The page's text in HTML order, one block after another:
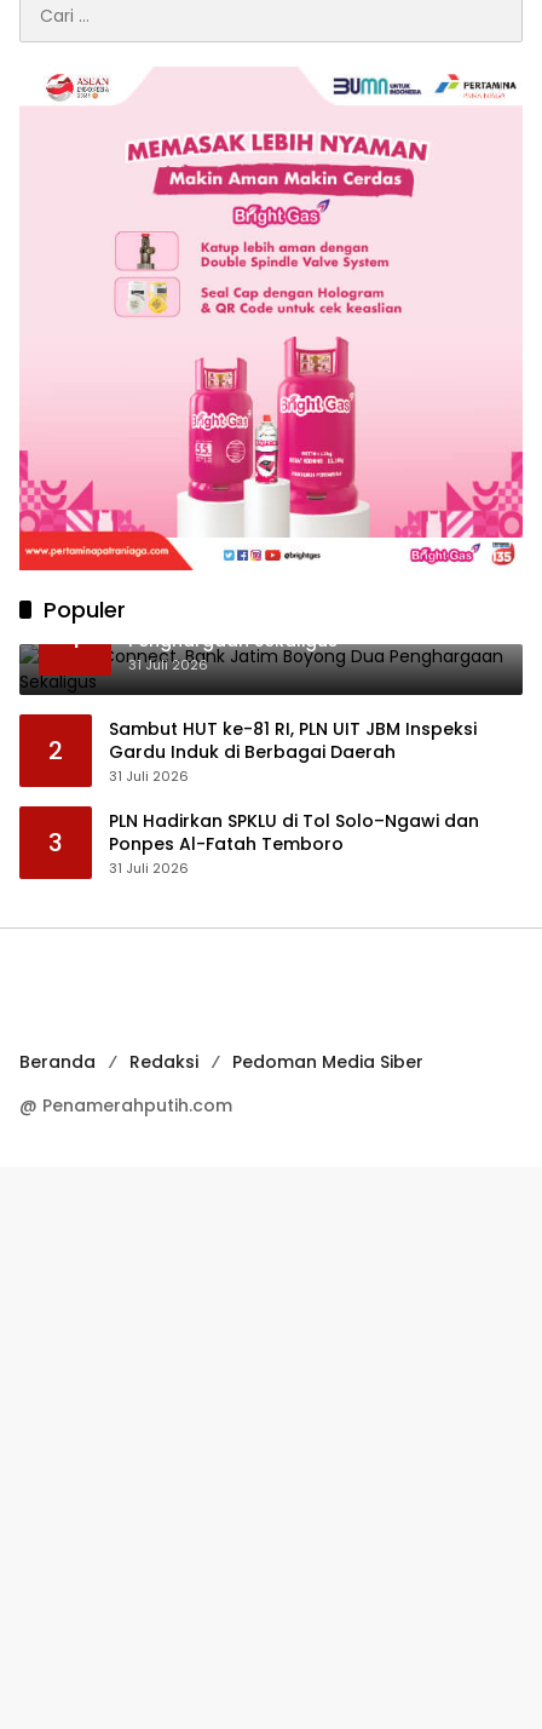
untuk:
Populer
1
Penghargaan Sekaligus
31 Juli 2026
2
Sambut HUT ke-81 RI, PLN UIT JBM Inspeksi
Gardu Induk di Berbagai Daerah
31 Juli 2026
3
PLN Hadirkan SPKLU di Tol Solo–Ngawi dan
Ponpes Al-Fatah Temboro
31 Juli 2026
Beranda Redaksi
Pedoman Media Siber
@ Penamerahputih.com